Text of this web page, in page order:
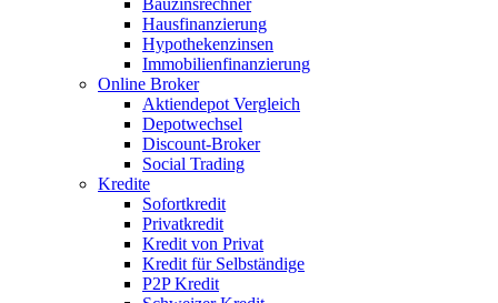
Bauzinsrechner
Hausfinanzierung
Hypothekenzinsen
Immobilienfinanzierung
Online Broker
Aktiendepot Vergleich
Depotwechsel
Discount-Broker
Social Trading
Kredite
Sofortkredit
Privatkredit
Kredit von Privat
Kredit für Selbständige
P2P Kredit